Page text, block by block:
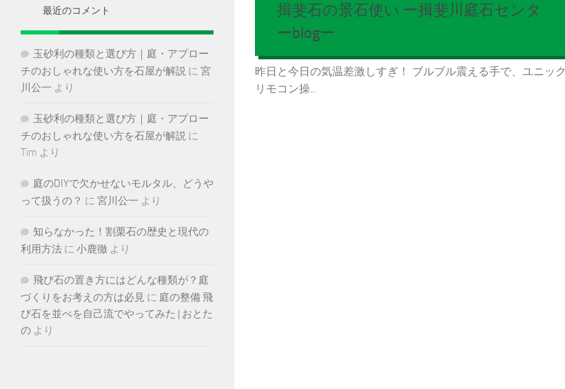
揖斐石の景石使い ー揖斐川庭石センタ
ーblogー
昨日と今日の気温差激しすぎ！ ブルブル震える手で、ユニック
リモコン操...
最近のコメント
玉砂利の種類と選び方｜庭・アプロー
チのおしゃれな使い方を石屋が解説 に 宮
川公一 より
玉砂利の種類と選び方｜庭・アプロー
チのおしゃれな使い方を石屋が解説 に
Tim より
庭のDIYで欠かせないモルタル、どうや
って扱うの？ に 宮川公一 より
知らなかった！割栗石の歴史と現代の
利用方法 に 小鹿徹 より
飛び石の置き方にはどんな種類が？庭
づくりをお考えの方は必見 に 庭の整備 飛
び石を並べを自己流でやってみた | おとた
の より